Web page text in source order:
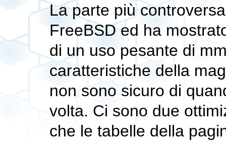
La parte più
FreeBSD ed ha
di un uso pesante di
caratteristiche della
non sono sicuro di
volta. Ci sono due
che le tabelle della